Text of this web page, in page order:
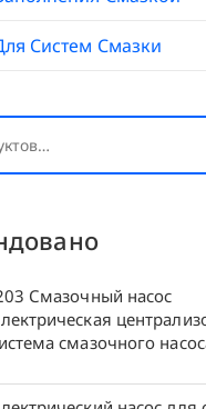
Систем Смазки
Смазочный насос
смазочного